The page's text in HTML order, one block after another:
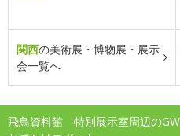
関西の美術展・博物展・展示
会一覧へ
飛鳥資料館 特別展示室周辺の